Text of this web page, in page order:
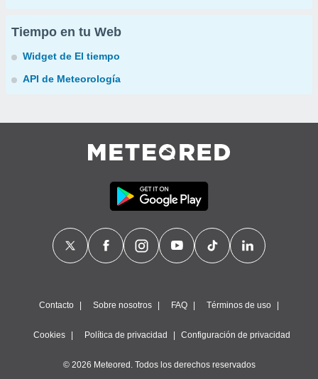
Tiempo en tu Web
Widget de El tiempo
API de Meteorología
Contacto Sobre nosotros FAQ Términos de uso
Cookies Política de privacidad Configuración de privacidad
© 2026 Meteored. Todos los derechos reservados